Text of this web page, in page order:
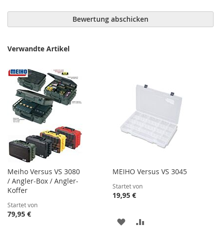
Bewertung abschicken
Verwandte Artikel
Meiho Versus VS 3080
/ Angler-Box / Angler-
Koffer
Startet von
79,95 €
MEIHO Versus VS 3045
Startet von
19,95 €
ZUR